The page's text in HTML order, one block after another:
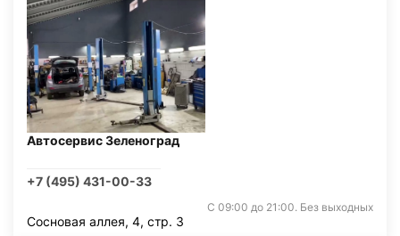
Автосервис Зеленоград
+7 (495) 431-00-33
С 09:00 до 21:00. Без выходных
Сосновая аллея, 4, стр. 3